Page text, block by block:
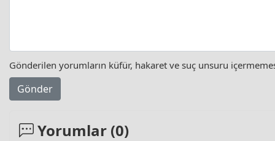
Gönderilen yorumların küfür, hakaret ve suç unsuru
Gönder
Yorumlar (0)